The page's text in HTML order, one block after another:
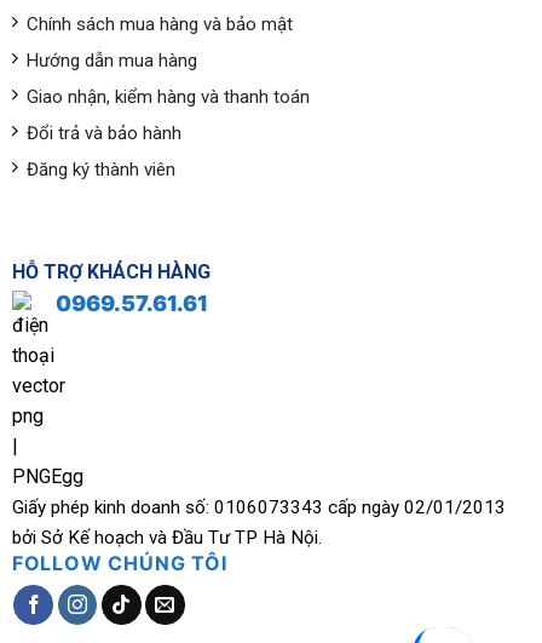
Chính sách mua hàng và bảo mật
Hướng dẫn mua hàng
Giao nhận, kiểm hàng và thanh toán
Đổi trả và bảo hành
Đăng ký thành viên
HỖ TRỢ KHÁCH HÀNG
0969.57.61.61
Giấy phép kinh doanh số: 0106073343 cấp ngày 02/01/2013
bởi Sở Kế hoạch và Đầu Tư TP Hà Nội.
FOLLOW CHÚNG TÔI